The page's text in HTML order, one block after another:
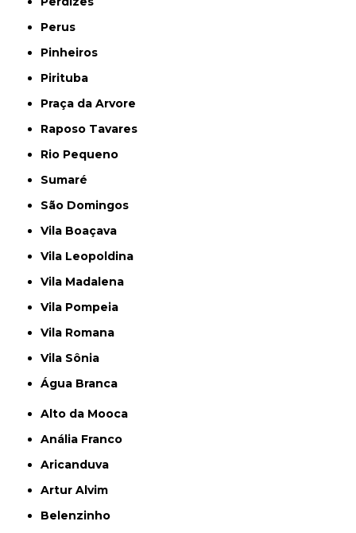
Perus
Pinheiros
Pirituba
Praça da Arvore
Raposo Tavares
Rio Pequeno
Sumaré
São Domingos
Vila Boaçava
Vila Leopoldina
Vila Madalena
Vila Pompeia
Vila Romana
Vila Sônia
Água Branca
Alto da Mooca
Anália Franco
Aricanduva
Artur Alvim
Belenzinho